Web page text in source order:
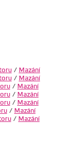
/ Mazání
/ Mazání
/ Mazání
/ Mazání
/ Mazání
/ Mazání
/ Mazání